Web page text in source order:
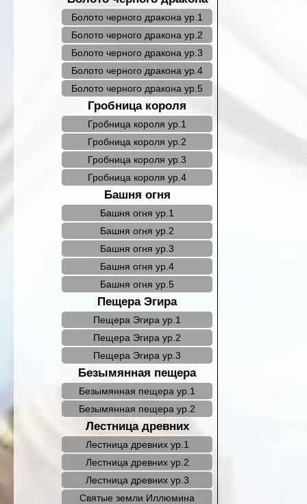
Болото черного дракона ур.1
Болото черного дракона ур.2
Болото черного дракона ур.3
Болото черного дракона ур.4
Болото черного дракона ур.5
Гробница короля
Гробница короля ур.1
Гробница короля ур.2
Гробница короля ур.3
Гробница короля ур.4
Башня огня
Башня огня ур.1
Башня огня ур.2
Башня огня ур.3
Башня огня ур.4
Башня огня ур.5
Пещера Эгира
Пещера Эгира ур.1
Пещера Эгира ур.2
Пещера Эгира ур.3
Безымянная пещера
Безымянная пещера ур.1
Безымянная пещера ур.2
Лестница древних
Лестница древних ур.1
Лестница древних ур.2
Лестница древних ур.3
Святые земли Иллюмина